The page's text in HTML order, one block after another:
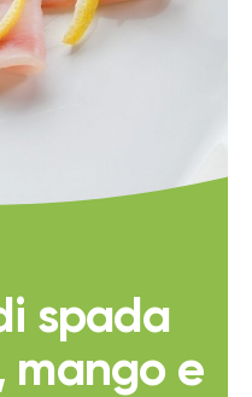
spada
mango e